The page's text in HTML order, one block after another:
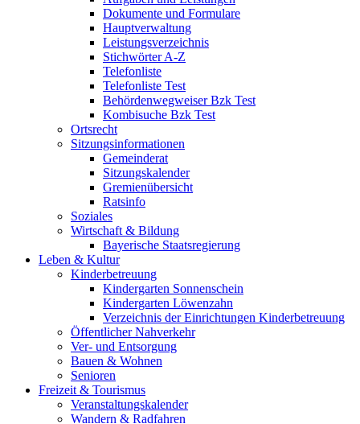
Dokumente und Formulare
Hauptverwaltung
Leistungsverzeichnis
Stichwörter A-Z
Telefonliste
Telefonliste Test
Behördenwegweiser Bzk Test
Kombisuche Bzk Test
Ortsrecht
Sitzungsinformationen
Gemeinderat
Sitzungskalender
Gremienübersicht
Ratsinfo
Soziales
Wirtschaft & Bildung
Bayerische Staatsregierung
Leben & Kultur
Kinderbetreuung
Kindergarten Sonnenschein
Kindergarten Löwenzahn
Verzeichnis der Einrichtungen Kinderbetreuung
Öffentlicher Nahverkehr
Ver- und Entsorgung
Bauen & Wohnen
Senioren
Freizeit & Tourismus
Veranstaltungskalender
Wandern & Radfahren